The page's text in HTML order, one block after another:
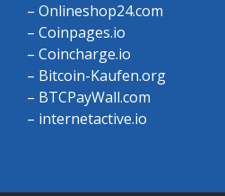
– Onlineshop24.com
– Coinpages.io
– Coincharge.io
– Bitcoin-Kaufen.org
– BTCPayWall.com
– internetactive.io